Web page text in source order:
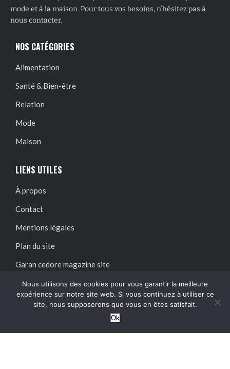
mode et à la maison. Pour tous vos besoins, n’hésitez pas à
nous contacter.
NOS CATÉGORIES
Alimentation
Santé & Bien-être
Relation
Mode
Maison
LIENS UTILES
À propos
Contact
Mentions légales
Plan du site
Garan cedore magazine site
Garan cedore media blog
SUIVEZ-NOUS SUR :
Nous utilisons des cookies pour vous garantir la meilleure
expérience sur notre site web. Si vous continuez à utiliser ce
site, nous supposerons que vous en êtes satisfait.
Ok